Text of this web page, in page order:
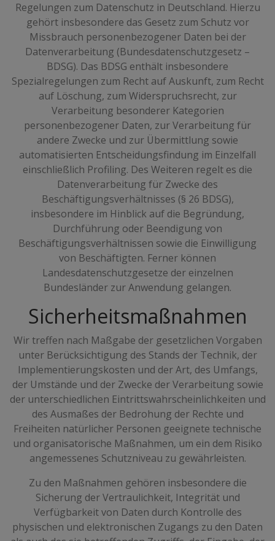
Regelungen zum Datenschutz in Deutschland. Hierzu
gehört insbesondere das Gesetz zum Schutz vor
Missbrauch personenbezogener Daten bei der
Datenverarbeitung (Bundesdatenschutzgesetz –
BDSG). Das BDSG enthält insbesondere
Spezialregelungen zum Recht auf Auskunft, zum Recht
auf Löschung, zum Widerspruchsrecht, zur
Verarbeitung besonderer Kategorien
personenbezogener Daten, zur Verarbeitung für
andere Zwecke und zur Übermittlung sowie
automatisierten Entscheidungsfindung im Einzelfall
einschließlich Profiling. Des Weiteren regelt es die
Datenverarbeitung für Zwecke des
Beschäftigungsverhältnisses (§ 26 BDSG),
insbesondere im Hinblick auf die Begründung,
Durchführung oder Beendigung von
Beschäftigungsverhältnissen sowie die Einwilligung
von Beschäftigten. Ferner können
Landesdatenschutzgesetze der einzelnen
Bundesländer zur Anwendung gelangen.
Sicherheitsmaßnahmen
Wir treffen nach Maßgabe der gesetzlichen Vorgaben
unter Berücksichtigung des Stands der Technik, der
Implementierungskosten und der Art, des Umfangs,
der Umstände und der Zwecke der Verarbeitung sowie
der unterschiedlichen Eintrittswahrscheinlichkeiten und
des Ausmaßes der Bedrohung der Rechte und
Freiheiten natürlicher Personen geeignete technische
und organisatorische Maßnahmen, um ein dem Risiko
angemessenes Schutzniveau zu gewährleisten.
Zu den Maßnahmen gehören insbesondere die
Sicherung der Vertraulichkeit, Integrität und
Verfügbarkeit von Daten durch Kontrolle des
physischen und elektronischen Zugangs zu den Daten